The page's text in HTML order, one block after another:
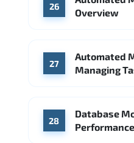
26
Overview
27
Automated
Managing
28
Database